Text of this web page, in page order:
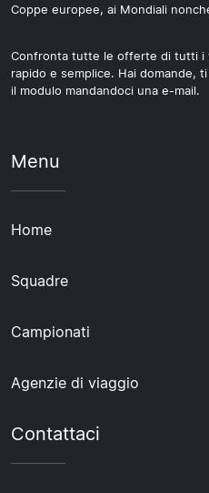
Coppe europee, ai Mondiali
Confronta tutte le offerte di tutti i
rapido e semplice. Hai domande,
il modulo mandandoci una e-mail.
Menu
Home
Squadre
Campionati
Agenzie di viaggio
Contattaci